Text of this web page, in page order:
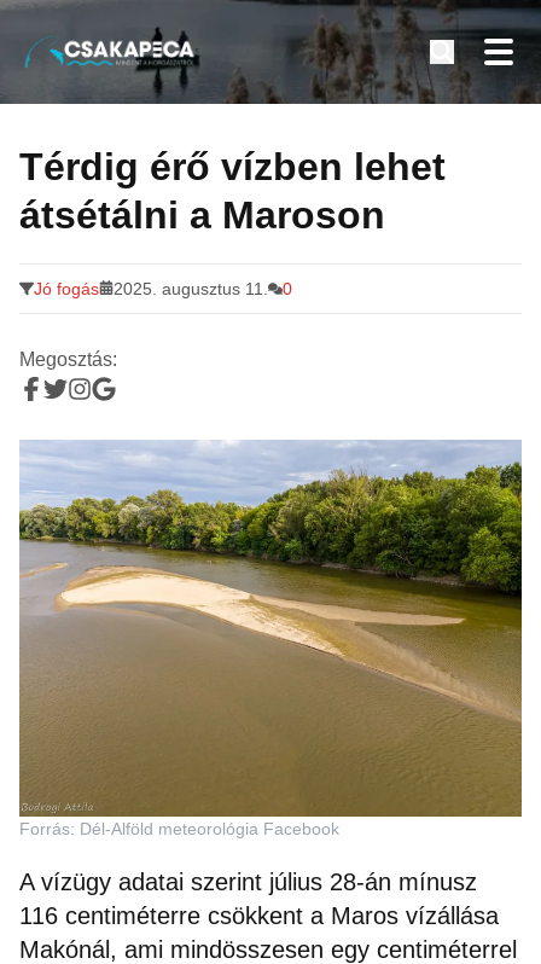
tartalomra
Minden a horgászatról
Térdig érő vízben lehet
átsétálni a Maroson
Jó fogás 2025. augusztus 11. 0
Megosztás:
Forrás: Dél-Alföld meteorológia Facebook
A vízügy adatai szerint július 28-án mínusz
116 centiméterre csökkent a Maros vízállása
Makónál, ami mindösszesen egy centiméterrel